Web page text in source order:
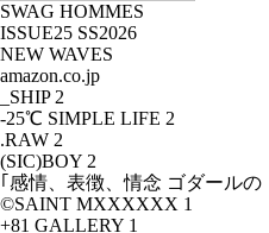
SWAG HOMMES
ISSUE25 SS2026
NEW WAVES
amazon.co.jp
_SHIP 2
-25℃ SIMPLE LIFE 2
.RAW 2
(SIC)BOY 2
｢感情、表徴、情念 ゴダール
©SAINT MXXXXXX 1
+81 GALLERY 1